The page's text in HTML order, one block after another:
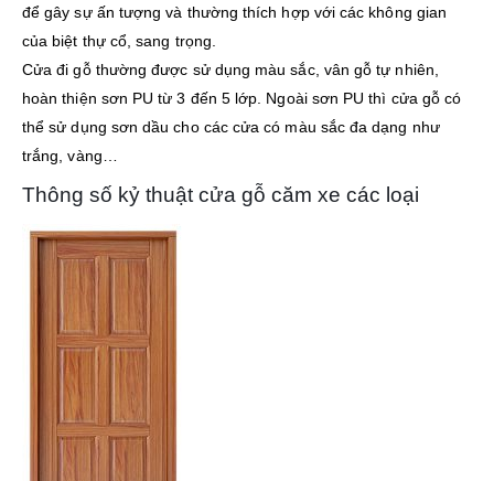
để gây sự ấn tượng và thường thích hợp với các không gian
của biệt thự cổ, sang trọng.
Cửa đi gỗ thường được sử dụng màu sắc, vân gỗ tự nhiên,
hoàn thiện sơn PU từ 3 đến 5 lớp. Ngoài sơn PU thì cửa gỗ có
thể sử dụng sơn dầu cho các cửa có màu sắc đa dạng như
trắng, vàng…
Thông số kỷ thuật cửa gỗ căm xe các loại